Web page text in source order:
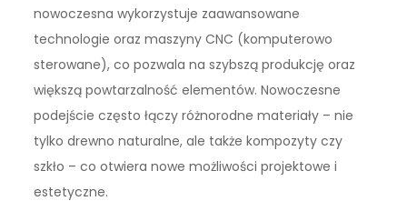
nowoczesna wykorzystuje zaawansowane
technologie oraz maszyny CNC (komputerowo
sterowane), co pozwala na szybszą produkcję oraz
większą powtarzalność elementów. Nowoczesne
podejście często łączy różnorodne materiały – nie
tylko drewno naturalne, ale także kompozyty czy
szkło – co otwiera nowe możliwości projektowe i
estetyczne.